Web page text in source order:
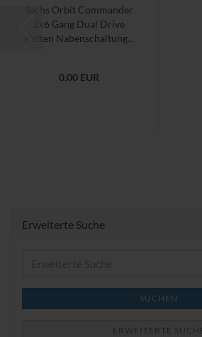
Sachs Orbit Commander
2x6 Gang Dual Drive
Ketten Nabenschaltung...
0,00 EUR
Erweiterte Suche
SUCHEN
ERWEITERTE SUCHE